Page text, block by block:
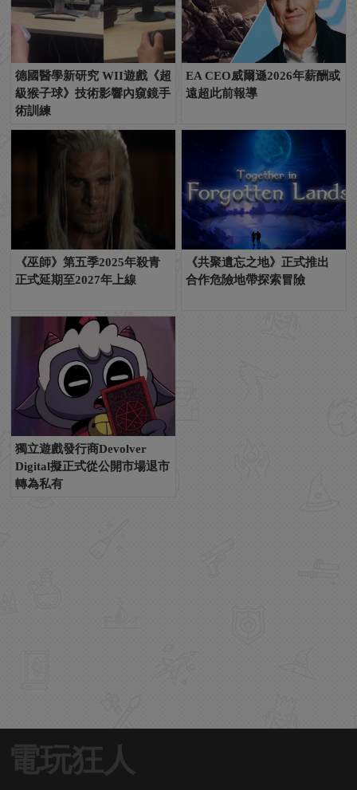
德國醫學新研究 WII遊戲《超
級猴子球》技術影響內窺鏡手
術訓練
EA CEO威爾遜2026年薪酬或
遠超此前報導
《巫師》第五季2025年殺青
正式延期至2027年上線
《共聚遺忘之地》正式推出
合作危險地帶探索冒險
獨立遊戲發行商Devolver
Digital擬正式從公開市場退市
轉為私有
電玩狂人